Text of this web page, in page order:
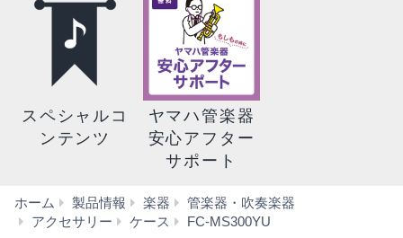
スペシャルコ
ンテンツ
ヤマハ管楽器
安心アフター
サポート
ホーム 製品情報 楽器
管楽器・吹奏楽器
アクセサリー
ケース FC-MS300YU